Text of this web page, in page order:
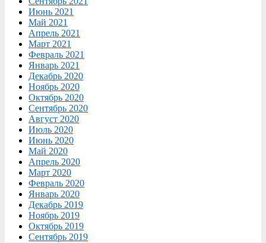
Июнь 2021
Май 2021
Апрель 2021
Март 2021
Февраль 2021
Январь 2021
Декабрь 2020
Ноябрь 2020
Октябрь 2020
Сентябрь 2020
Август 2020
Июль 2020
Июнь 2020
Май 2020
Апрель 2020
Март 2020
Февраль 2020
Январь 2020
Декабрь 2019
Ноябрь 2019
Октябрь 2019
Сентябрь 2019